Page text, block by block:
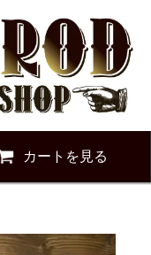
カートを見る